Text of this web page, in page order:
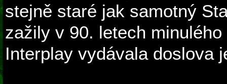
stejně staré jak samotný
zažily v 90. letech
Interplay vydávala doslova